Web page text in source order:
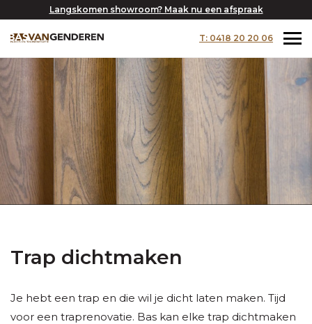
Langskomen showroom? Maak nu een afspraak
T: 0418 20 20 06
Trap dichtmaken
Je hebt een trap en die wil je dicht laten maken. Tijd
voor een traprenovatie. Bas kan elke trap dichtmaken